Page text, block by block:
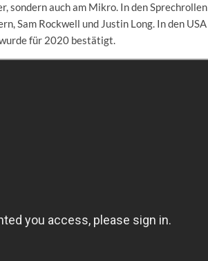
auch am Mikro. In den Sprechrollen
Sam Rockwell und Justin Long. In den USA
für 2020 bestätigt.